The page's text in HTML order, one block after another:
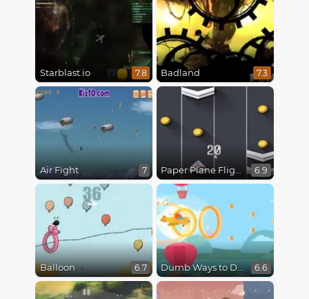
Starblast.io 7.8 Badland 7.3
Air Fight 7 Paper Plane Flight 6.9
Balloon 6.7 Dumb Ways to Die 3: World Tour 6.6